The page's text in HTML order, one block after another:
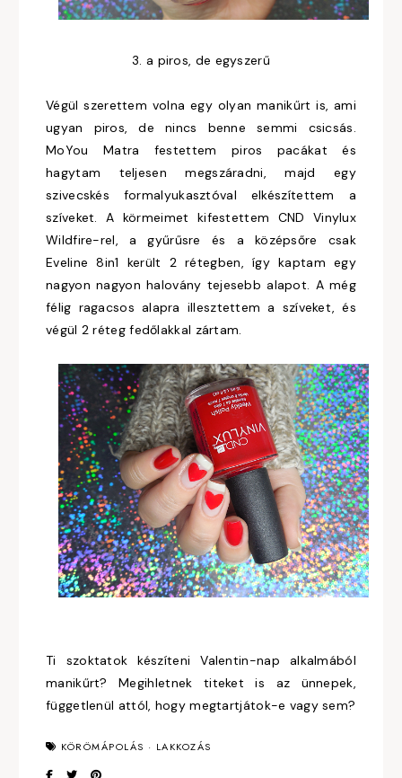
3. a piros, de egyszerű
Végül szerettem volna egy olyan manikűrt is, ami
ugyan piros, de nincs benne semmi csicsás.
MoYou Matra festettem piros pacákat és
hagytam teljesen megszáradni, majd egy
szivecskés formalyukasztóval elkészítettem a
szíveket. A körmeimet kifestettem CND Vinylux
Wildfire-rel, a gyűrűsre és a középsőre csak
Eveline 8in1 került 2 rétegben, így kaptam egy
nagyon nagyon halovány tejesebb alapot. A még
félig ragacsos alapra illesztettem a szíveket, és
végül 2 réteg fedőlakkal zártam.
Ti szoktatok készíteni Valentin-nap alkalmából
manikűrt? Megihletnek titeket is az ünnepek,
függetlenül attól, hogy megtartjátok-e vagy sem?
KÖRÖMÁPOLÁS · LAKKOZÁS